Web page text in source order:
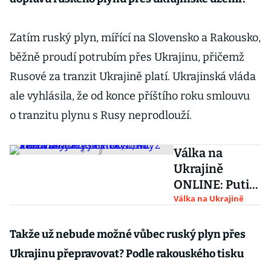
Zatím ruský plyn, mířící na Slovensko a Rakousko,
běžně proudí potrubím přes Ukrajinu, přičemž
Rusové za tranzit Ukrajině platí. Ukrajinská vláda
ale vyhlásila, že od konce příštího roku smlouvu
o tranzitu plynu s Rusy neprodlouží.
Válka na
Ukrajině
ONLINE: Putin
cítí
když svět váhá
zvýšit tlak,
Válka na Ukrajině
Takže už nebude možné vůbec ruský plyn přes
Ukrajinu přepravovat? Podle rakouského tisku